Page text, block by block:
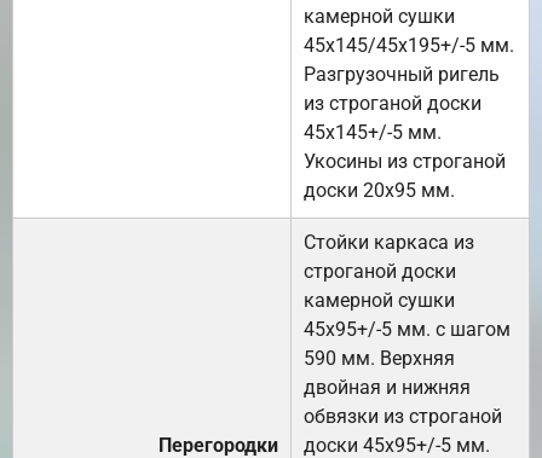
камерной сушки
45х145/45х195+/-5 мм.
Разгрузочный ригель
из строганой доски
45х145+/-5 мм.
Укосины из строганой
доски 20х95 мм.
Перегородки
Стойки каркаса из
строганой доски
камерной сушки
45х95+/-5 мм. с шагом
590 мм. Верхняя
двойная и нижняя
обвязки из строганой
доски 45х95+/-5 мм.